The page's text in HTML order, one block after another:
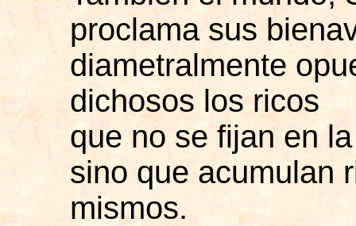
proclama sus
diametralmente
dichosos los ricos
que no se fijan en
sino que acumulan
mismos.